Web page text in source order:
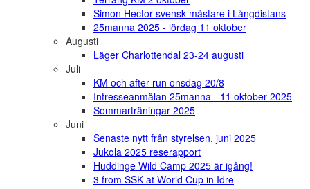
Simon Hector svensk mästare i Långdistans
25manna 2025 - lördag 11 oktober
Augusti
Läger Charlottendal 23-24 augusti
Juli
KM och after-run onsdag 20/8
Intresseanmälan 25manna - 11 oktober 2025
Sommarträningar 2025
Juni
Senaste nytt från styrelsen, juni 2025
Jukola 2025 reserapport
Huddinge Wild Camp 2025 är igång!
3 from SSK at World Cup in Idre